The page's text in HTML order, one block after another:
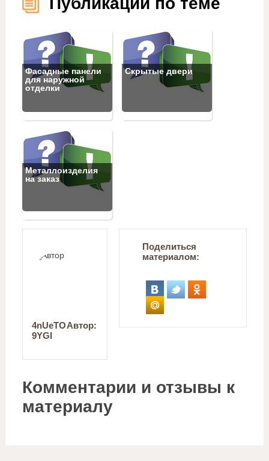
Фасадные панели
для наружной
отделки
Скрытые двери
Металлоизделия
на заказ
Автор:
4nUeTO
9YGI
Поделиться
материалом:
Комментарии и отзывы к
материалу